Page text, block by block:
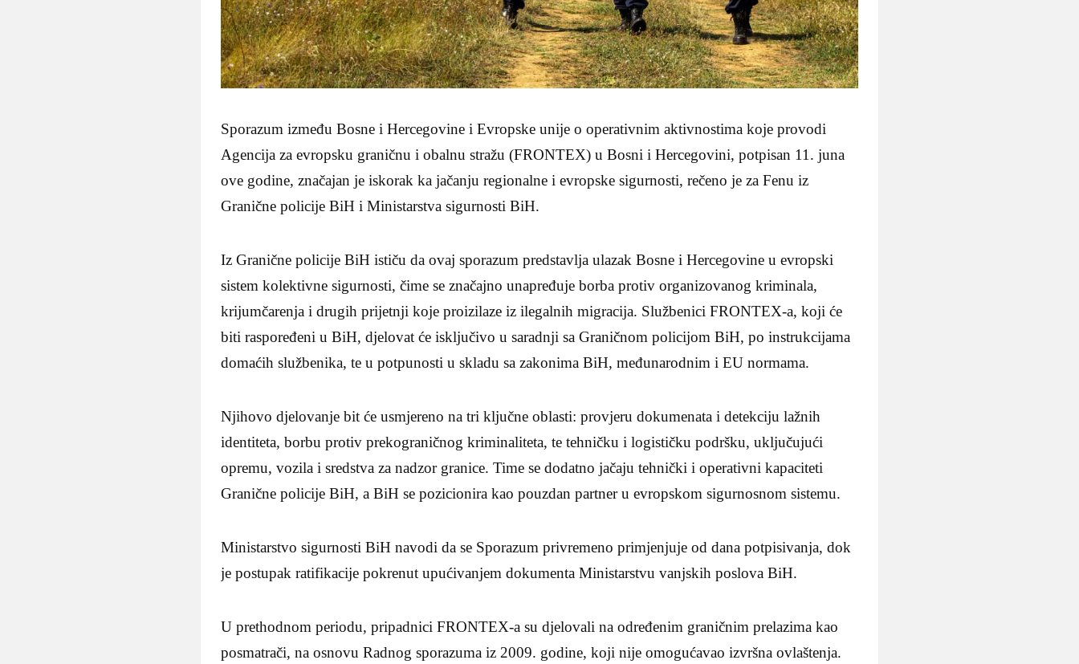
Sporazum između Bosne i Hercegovine i Evropske unije o operativnim aktivnostima koje provodi
Agencija za evropsku graničnu i obalnu stražu (FRONTEX) u Bosni i Hercegovini, potpisan 11. juna
ove godine, značajan je iskorak ka jačanju regionalne i evropske sigurnosti, rečeno je za Fenu iz
Granične policije BiH i Ministarstva sigurnosti BiH.
Iz Granične policije BiH ističu da ovaj sporazum predstavlja ulazak Bosne i Hercegovine u evropski
sistem kolektivne sigurnosti, čime se značajno unapređuje borba protiv organizovanog kriminala,
krijumčarenja i drugih prijetnji koje proizilaze iz ilegalnih migracija. Službenici FRONTEX-a, koji će
biti raspoređeni u BiH, djelovat će isključivo u saradnji sa Graničnom policijom BiH, po instrukcijama
domaćih službenika, te u potpunosti u skladu sa zakonima BiH, međunarodnim i EU normama.
Njihovo djelovanje bit će usmjereno na tri ključne oblasti: provjeru dokumenata i detekciju lažnih
identiteta, borbu protiv prekograničnog kriminaliteta, te tehničku i logističku podršku, uključujući
opremu, vozila i sredstva za nadzor granice. Time se dodatno jačaju tehnički i operativni kapaciteti
Granične policije BiH, a BiH se pozicionira kao pouzdan partner u evropskom sigurnosnom sistemu.
Ministarstvo sigurnosti BiH navodi da se Sporazum privremeno primjenjuje od dana potpisivanja, dok
je postupak ratifikacije pokrenut upućivanjem dokumenta Ministarstvu vanjskih poslova BiH.
U prethodnom periodu, pripadnici FRONTEX-a su djelovali na određenim graničnim prelazima kao
posmatrači, na osnovu Radnog sporazuma iz 2009. godine, koji nije omogućavao izvršna ovlaštenja.